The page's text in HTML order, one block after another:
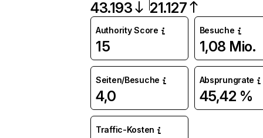
43.193 21.127
Authority Score
15
Besuche
1,08 Mio.
Seiten/Besuche
4,0
Absprungrate
45,42 %
Traffic-Kosten